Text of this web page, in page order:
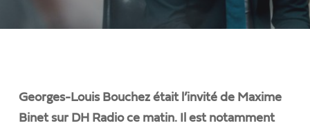
Georges-Louis Bouchez était l’invité de Maxime
Binet sur DH Radio ce matin. Il est notamment